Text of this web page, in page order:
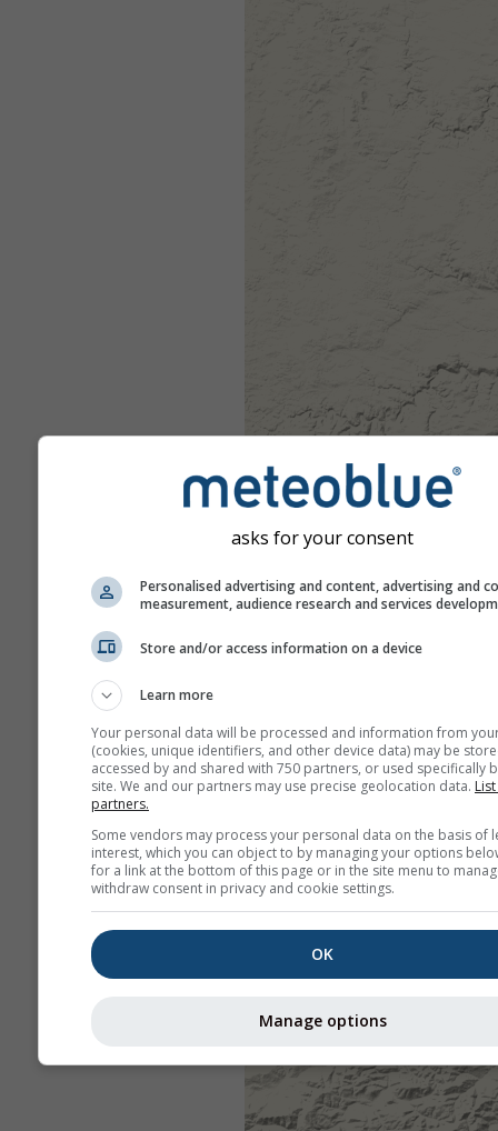
asks for your consent
Personalised advertising and content, advertising and
measurement, audience research and services
Store and/or access information on a device
Learn more
Your personal data will be processed and information from
(cookies, unique identifiers, and other device data) may be
accessed by and shared with 750 partners, or used specifically
site. We and our partners may use precise geolocation data.
partners.
Some vendors may process your personal data on the basis of
interest, which you can object to by managing your options
for a link at the bottom of this page or in the site menu to
withdraw consent in privacy and cookie settings.
OK
Manage options